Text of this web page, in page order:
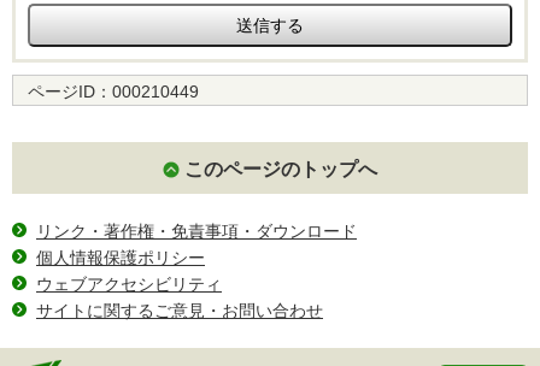
ページID： 000210449
このページのトップへ
リンク・著作権・免責事項・ダウンロード
個人情報保護ポリシー
ウェブアクセシビリティ
サイトに関するご意見・お問い合わせ